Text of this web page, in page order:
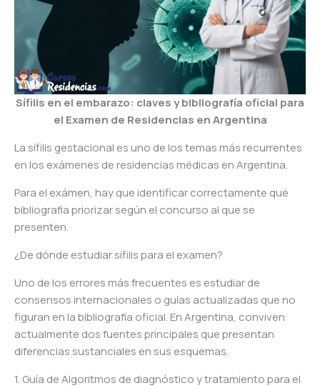
Sífilis en el embarazo: claves y bibliografía oficial para
el Examen de Residencias en Argentina
La sífilis gestacional es uno de los temas más recurrentes
en los exámenes de residencias médicas en Argentina.
Para el exámen, hay que identificar correctamente qué
bibliografía priorizar según el concurso al que se
presenten.
¿De dónde estudiar sífilis para el examen?
Uno de los errores más frecuentes es estudiar de
consensos internacionales o guías actualizadas que no
figuran en la bibliografía oficial. En Argentina, conviven
actualmente dos fuentes principales que presentan
diferencias sustanciales en sus esquemas.
1. Guía de Algoritmos de diagnóstico y tratamiento para el